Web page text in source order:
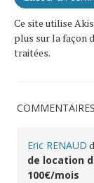
Ce site utilise
plus sur la façon
traitées.
Eric RENAUD
de location
100€/mois